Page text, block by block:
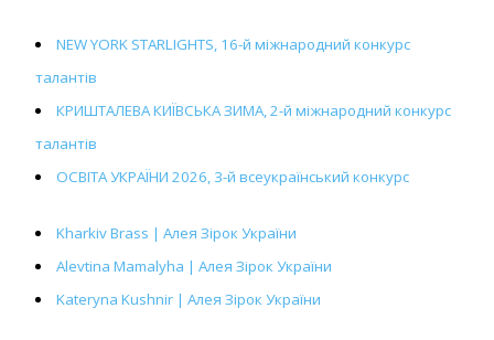
NEW YORK STARLIGHTS, 16-й міжнародний конкурс
талантів
КРИШТАЛЕВА КИЇВСЬКА ЗИМА, 2-й міжнародний конкурс
талантів
ОСВІТА УКРАЇНИ 2026, 3-й всеукраїнський конкурс
Kharkiv Brass | Алея Зірок України
Alevtina Mamalyha | Алея Зірок України
Kateryna Kushnir | Алея Зірок України